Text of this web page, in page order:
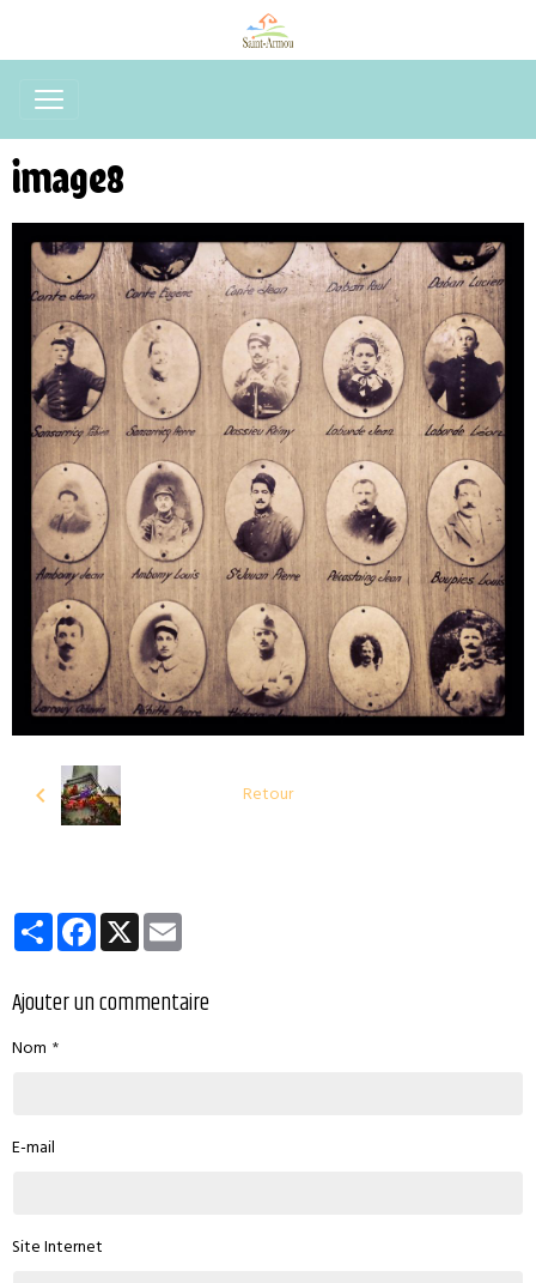
image8
Retour
PartagerFacebook
X
Ajouter un commentaire
Nom
E-mail
Site Internet